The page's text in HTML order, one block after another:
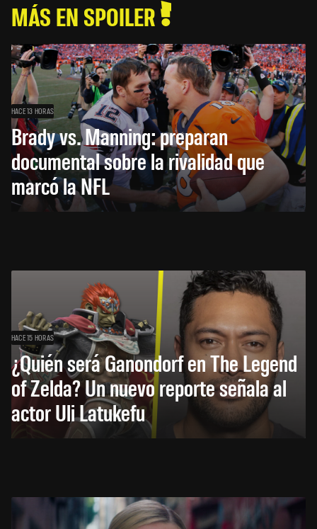
MÁS EN SPOILER
HACE 13 HORAS
Brady vs. Manning: preparan
documental sobre la rivalidad que
marcó la NFL
HACE 15 HORAS
¿Quién será Ganondorf en The Legend
of Zelda? Un nuevo reporte señala al
actor Uli Latukefu